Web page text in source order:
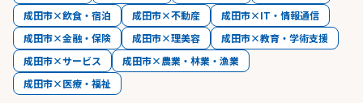
成田市×飲食・宿泊
成田市×不動産
成田市×IT・情報通信
成田市×金融・保険
成田市×理美容
成田市×教育・学術支援
成田市×サービス
成田市×農業・林業・漁業
成田市×医療・福祉